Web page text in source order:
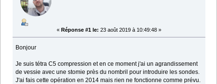
« Réponse #1 le: 23 août 2019 à 10:49:48 »
Bonjour
Je suis tétra C5 compression et en ce moment j'ai un agrandissement
de vessie avec une stomie près du nombril pour introduire les sondes.
J'ai fais cette opération en 2014 mais rien ne fonctionne comme prévu.